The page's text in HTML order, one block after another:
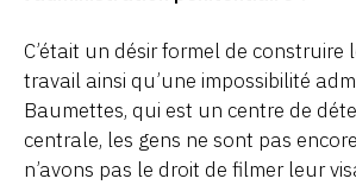
C’était un désir formel de construire
travail ainsi qu’une impossibilité
Baumettes, qui est un centre de
centrale, les gens ne sont pas
n’avons pas le droit de filmer leur